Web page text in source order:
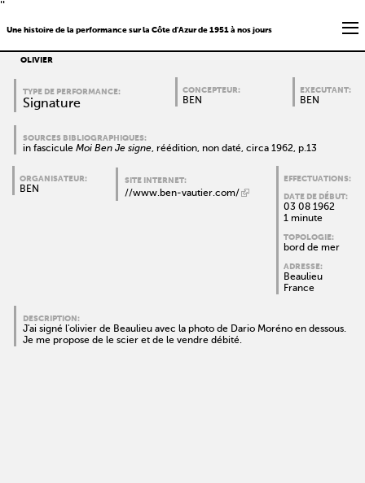
''
Une histoire de la performance sur la Côte d'Azur de 1951 à nos jours
OLIVIER
TYPE DE PERFORMANCE:
Signature
CONCEPTEUR:
BEN
EXECUTANT:
BEN
SOURCES BIBLIOGRAPHIQUES:
in fascicule Moi Ben Je signe, réédition, non daté, circa 1962, p.13
ORGANISATEUR:
BEN
SITE INTERNET:
//www.ben-vautier.com/
EFFECTUATIONS:
DATE DE DÉBUT:
03 08 1962
1 minute
TOPOLOGIE:
bord de mer
ADRESSE:
Beaulieu
France
DESCRIPTION:
J'ai signé l'olivier de Beaulieu avec la photo de Dario Moréno en dessous.
Je me propose de le scier et de le vendre débité.